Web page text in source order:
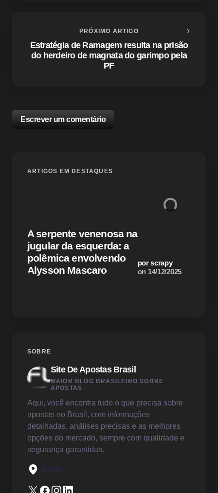
PRÓXIMO ARTIGO
Estratégia de Ramagem resulta na prisão
do herdeiro de magnata do garimpo pela
PF
Escrever um comentário
O seu endereço de e-mail não será publicado.
Your Comment *
Email *
next time I comment.
Enviar Comentário
ARTIGOS EM DESTAQUES
A serpente venenosa na
jugular da esquerda: a
polêmica envolvendo
Alysson Mascaro
por scrapy
on 14/12/2025
SOBRE
Site De Apostas Brasil
MAIOR BLOG BRASILEIRO SOBRE
APOSTAS
Aqui, você encontra tudo o que precisa sobre
apostas no Brasil, com informações
detalhadas, análises precisas e as melhores
opções do mercado, sempre com qualidade e
segurança garantidas.
Brasil